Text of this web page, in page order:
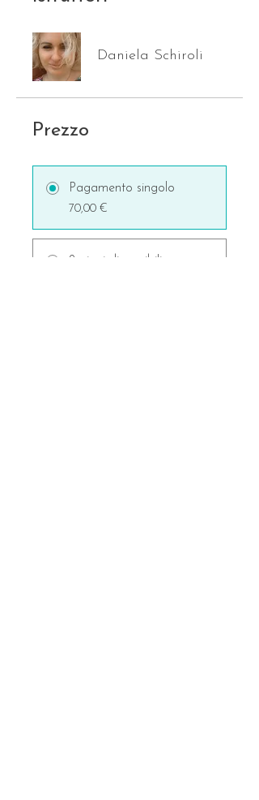
Daniela Schiroli
Prezzo
Pagamento singolo
70,00 €
2 piani disponibili